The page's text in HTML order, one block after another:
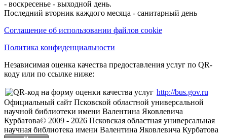
- воскресенье - выходной день.
Последний вторник каждого месяца - санитарный день
Соглашение об использовании файлов cookie
Политика конфиденциальности
Независимая оценка качества предоставления услуг по QR-
коду или по ссылке ниже:
http://bus.gov.ru
Официальный сайт Псковской областной универсальной
научной библиотеки имени Валентина Яковлевича
Курбатова© 2009 - 2026 Псковская областная универсальная
научная библиотека имени Валентина Яковлевича Курбатова